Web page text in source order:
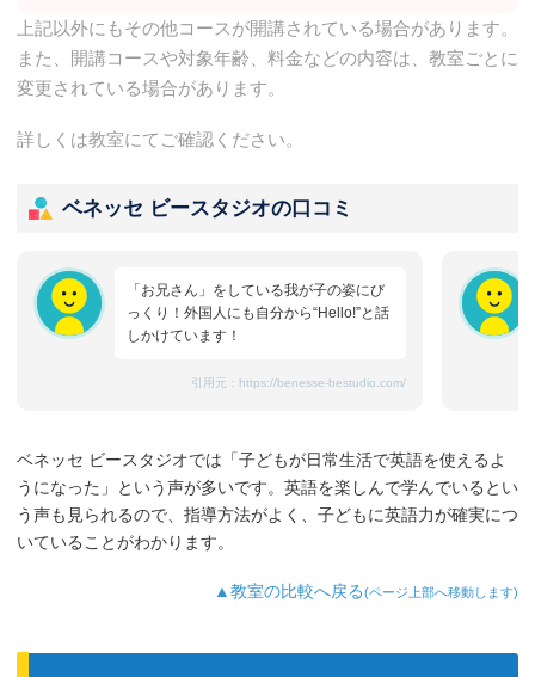
上記以外にもその他コースが開講されている場合があります。
また、開講コースや対象年齢、料金などの内容は、教室ごとに
変更されている場合があります。
詳しくは教室にてご確認ください。
ベネッセ ビースタジオの口コミ
「お兄さん」をしている我が子の姿にび
っくり！外国人にも自分から“Hello!”と話
しかけています！
引用元： https://benesse-bestudio.com/
ベネッセ ビースタジオでは「子どもが日常生活で英語を使えるよ
うになった」という声が多いです。英語を楽しんで学んでいるとい
う声も見られるので、指導方法がよく、子どもに英語力が確実につ
いていることがわかります。
▲教室の比較へ戻る(ページ上部へ移動します)